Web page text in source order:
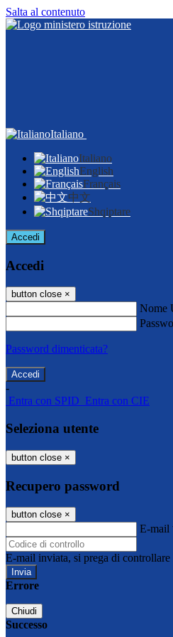
Salta al contenuto
Italiano
Italiano
English
Français
中文
Shqiptare
Accedi
Accedi
button close ×
Nome
Password dimenticata?
-
Entra con SPID Entra con CIE
Seleziona utente
button close ×
Recupero password
button close ×
E-mail
E-mail inviata, si prega di controllare
Errore
Chiudi
Successo